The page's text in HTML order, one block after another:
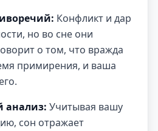
Конфликт и дар
но во сне они
о том, что вражда
примирения, и ваша
анализ: Учитывая вашу
сон отражает